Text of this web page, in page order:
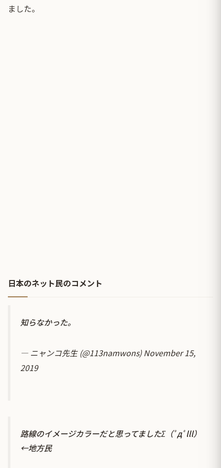
ました。
日本のネット民のコメント
知らなかった。
— ニャンコ先生 (@113namwons)November 15,
2019
路線のイメージカラーだと思ってましたΣ（ﾟдﾟlll）
←地方民